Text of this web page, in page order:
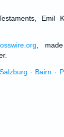
Emil
,
· Bairn ·